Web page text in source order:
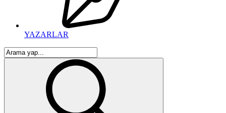
YAZARLAR